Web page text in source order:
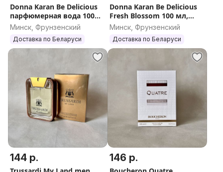
Donna Karan Be Delicious
парфюмерная вода 100
мл, оригинал, Италия
Минск, Фрунзенский
Доставка по Беларуси
Donna Karan Be Delicious
Fresh Blossom 100 мл,
оригинал (Донна Каран
Би Делишес Фреш
Блоссом)
Минск, Фрунзенский
Доставка по Беларуси
144 р. 146 р.